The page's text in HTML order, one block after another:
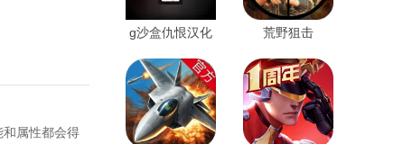
属性都会得
g沙盒仇恨汉化
荒野狙击